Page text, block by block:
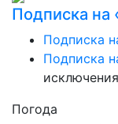
Подписка на
Подписка
Подписка
Погода